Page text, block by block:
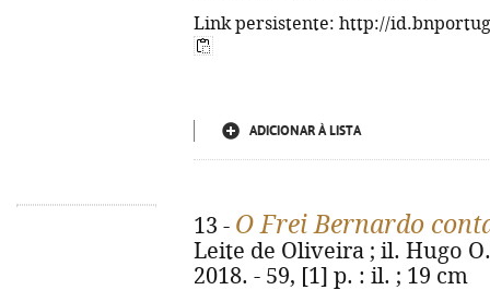
Link persistente: http://
ADICIONAR À LISTA
13 - O Frei Bernardo
Leite de Oliveira ; il. Hugo
2018. - 59, [1] p. : il. ; 19 cm